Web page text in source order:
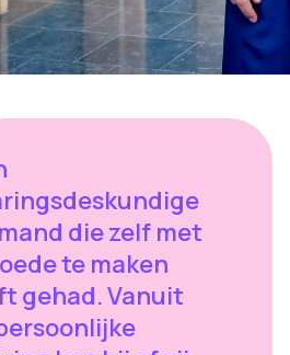
die zelf met
te maken
gehad. Vanuit